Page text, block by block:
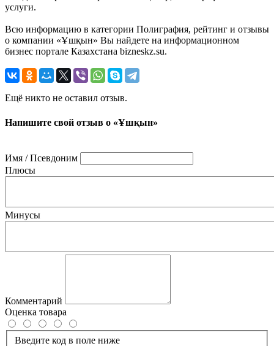
услуги.
Всю информацию в категории Полиграфия, рейтинг и отзывы
о компании «Ұшқын» Вы найдете на информационном
бизнес портале Казахстана bizneskz.su.
Ещё никто не оставил отзыв.
Напишите свой отзыв о «Ұшқын»
Имя / Псевдоним
Плюсы
Минусы
Комментарий
Оценка товара
Введите код в поле ниже